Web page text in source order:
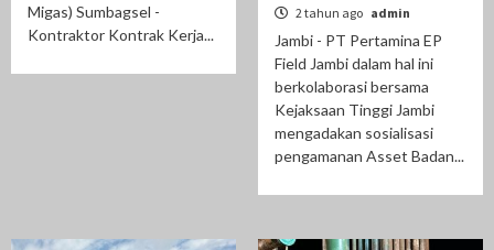
Migas) Sumbagsel -
Kontraktor Kontrak Kerja...
2 tahun ago admin
Jambi - PT Pertamina EP
Field Jambi dalam hal ini
berkolaborasi bersama
Kejaksaan Tinggi Jambi
mengadakan sosialisasi
pengamanan Asset Badan...